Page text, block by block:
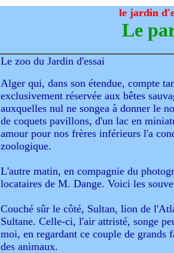
le jardin
Le
Le zoo du Jardin d'essai
Alger qui, dans son étendue, compte
exclusivement réservée aux bêtes
auxquelles nul ne songea à donner le
de coquets pavillons, d'un lac en
amour pour nos frères inférieurs l'a
zoologique.
L'autre matin, en compagnie du
locataires de M. Dange. Voici les
Couché sûr le côté, Sultan, lion de
Sultane. Celle-ci, l'air attristé, songe
moi, en regardant ce couple de grands
des animaux.